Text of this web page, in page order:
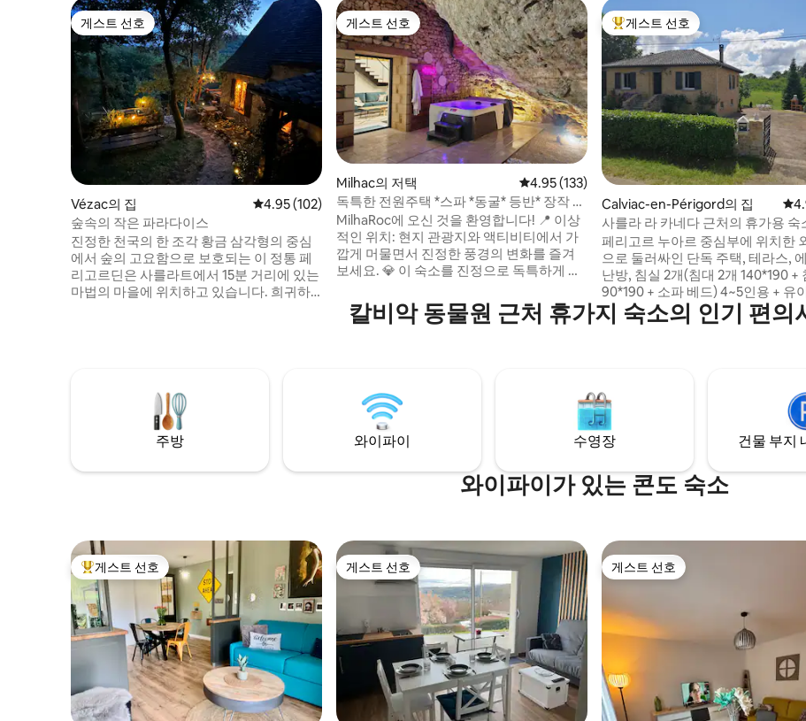
게스트 선호
게스트 선호
Vézac의 집 평점 4.95점(5점 만점), 후기 102개
4.95 (102)
숲속의 작은 파라다이스
진정한 천국의 한 조각 황금 삼각형의 중심
에서 숲의 고요함으로 보호되는 이 정통 페
리고르딘은 사를라트에서 15분 거리에 있는
마법의 마을에 위치하고 있습니다. 희귀하
2km 거리에 있습니다. 침대 시트, 이불 커
버, 베개 커버, 침대 160을 가져오는 것을 잊
게스트 선호
게스트 선호
Milhac의 저택 평점 4.95점(5점 만점), 후기 133개
4.95 (133)
독특한 전원주택 *스파 *동굴* 등반* 장작 난
로
MilhaRoc에 오신 것을 환영합니다! 📍 이상
적인 위치: 현지 관광지와 액티비티에서 가
깝게 머물면서 진정한 풍경의 변화를 즐겨
보세요. 💎 이 숙소를 진정으로 독특하게 만
경험을 선사합니다. 🏡 편안한 인테리어: 세
련된 분위기를 자랑하는 세심하게 디자인된
어 있습니다.
상위 게스트 선호
게스트 선호
Calviac-en-Périgord의 집 평
사를라 라 카네다 근처의 휴가용 숙
페리고르 누아르 중심부에 위치한
으로 둘러싸인 단독 주택, 테라스,
난방, 침실 2개(침대 2개 140*190 +
90*190 + 소파 베드) 4~5인용 + 유
대, 유아용 식탁 의자, 거실, 주방, 바
란차 등. 칼비악 엔 페리고르 지역에
라 로크 가제아크 12km - 몽티냑 라
30km ..
칼비악 동물원 근처 휴가지 숙소의 인기 편의
주방 와이파이 수영장 건물 부지
와이파이가 있는 콘도 숙소
상위 게스트 선호
게스트 선호 게스트 선호
게스트 선호 게스트 선호
게스트 선호